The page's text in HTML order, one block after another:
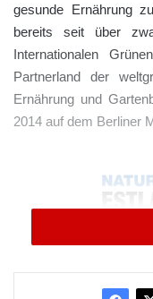
gesunde Ernährung
bereits seit über
Internationalen
Partnerland der
Ernährung und
2014 auf dem Berliner